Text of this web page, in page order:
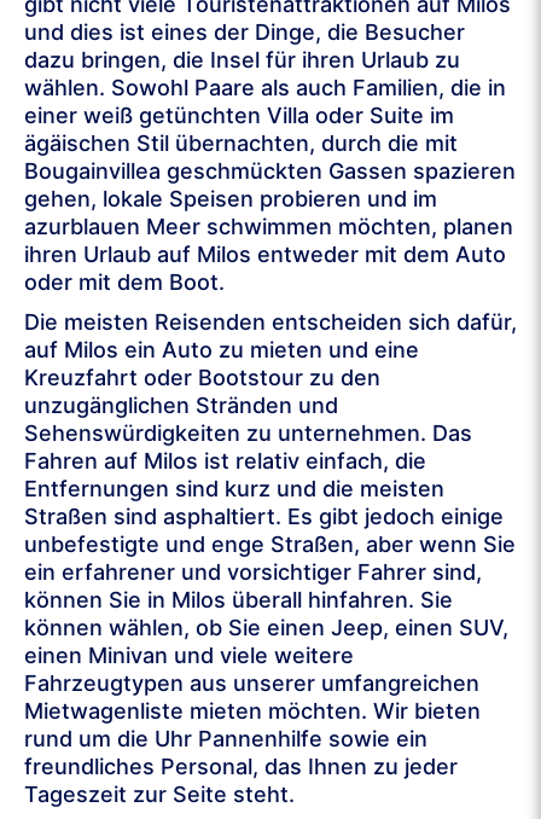
und dies ist eines der Dinge, die Besucher
dazu bringen, die Insel für ihren Urlaub zu
wählen. Sowohl Paare als auch Familien, die in
einer weiß getünchten Villa oder Suite im
ägäischen Stil übernachten, durch die mit
Bougainvillea geschmückten Gassen spazieren
gehen, lokale Speisen probieren und im
azurblauen Meer schwimmen möchten, planen
ihren Urlaub auf Milos entweder mit dem Auto
oder mit dem Boot.
Die meisten Reisenden entscheiden sich dafür,
auf Milos ein Auto zu mieten und eine
Kreuzfahrt oder Bootstour zu den
unzugänglichen Stränden und
Sehenswürdigkeiten zu unternehmen. Das
Fahren auf Milos ist relativ einfach, die
Entfernungen sind kurz und die meisten
Straßen sind asphaltiert. Es gibt jedoch einige
unbefestigte und enge Straßen, aber wenn Sie
ein erfahrener und vorsichtiger Fahrer sind,
können Sie in Milos überall hinfahren. Sie
können wählen, ob Sie einen Jeep, einen SUV,
einen Minivan und viele weitere
Fahrzeugtypen aus unserer umfangreichen
Mietwagenliste mieten möchten. Wir bieten
rund um die Uhr Pannenhilfe sowie ein
freundliches Personal, das Ihnen zu jeder
Tageszeit zur Seite steht.